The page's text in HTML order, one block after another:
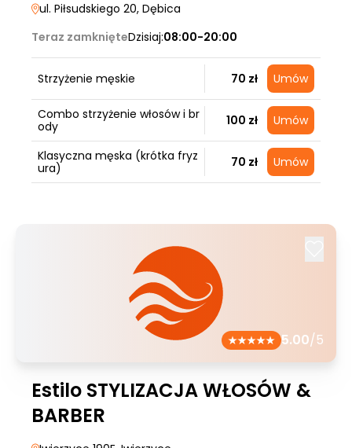
ul. Piłsudskiego 20, Dębica
Teraz zamknięteDzisiaj:08:00-20:00
Strzyżenie męskie 70 zł Umów
Combo strzyżenie włosów i br
ody
100 zł Umów
Klasyczna męska (krótka fryz
ura)
70 zł Umów
5.00/5
Estilo STYLIZACJA WŁOSÓW &
BARBER